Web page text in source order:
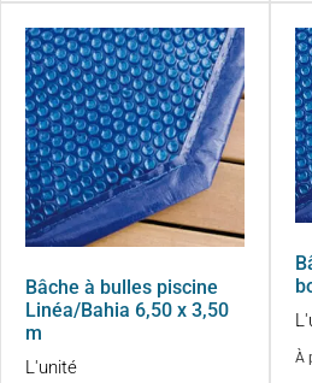
Bâche à bulles piscine
Linéa/Bahia 6,50 x 3,50
m
L'unité À